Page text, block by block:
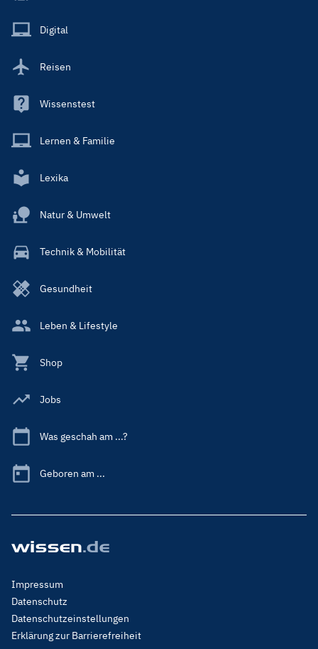
Main
Digital
Reisen
Wissenstest
Lernen & Familie
Lexika
Natur & Umwelt
Technik & Mobilität
Gesundheit
Leben & Lifestyle
Shop
Jobs
Was geschah am ...?
Geboren am ...
Footer
Menu
Legal
Impressum
Datenschutz
Datenschutzeinstellungen
Erklärung zur Barrierefreiheit